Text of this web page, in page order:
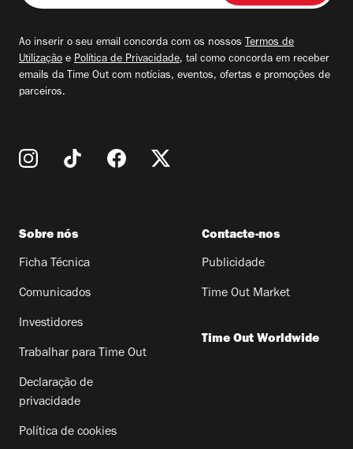
seu
Ao inserir o seu email concorda com os nossos Termos de
Utilização e Política de Privacidade, tal como concorda em receber
emails da Time Out com notícias, eventos, ofertas e promoções de
parceiros.
Sobre nós
Ficha Técnica
Comunicados
Investidores
Trabalhar para Time Out
Declaração de
privacidade
Política de cookies
Contacte-nos
Publicidade
Time Out Market
Time Out Worldwide